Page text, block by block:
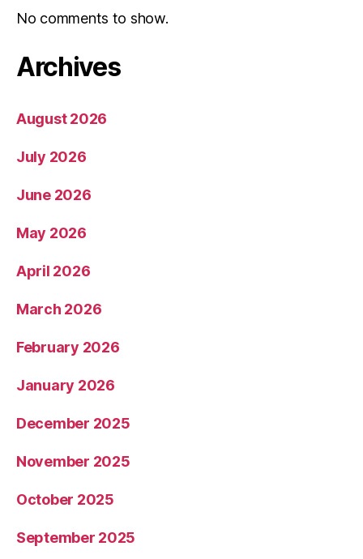
No comments to show.
Archives
August 2026
July 2026
June 2026
May 2026
April 2026
March 2026
February 2026
January 2026
December 2025
November 2025
October 2025
September 2025